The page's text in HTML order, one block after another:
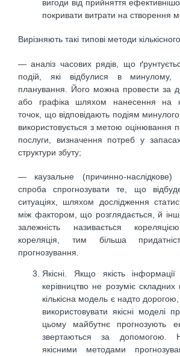
вигоди від прийняття
покривати витрати на створення
Вирізняють такі типові методи
— аналіз часових рядів, що
подій, які відбулися в
планування. Його можна провести за
або графіка шляхом нанесення на
точок, що відповідають подіям
використовується з метою оцінювання
послуги, визначення потреб у
структури збуту;
— каузальне (причинно-
спроба спрогнозувати те, що
ситуаціях, шляхом дослідження
між фактором, що розглядається, й
залежність називається
кореляція, тим більша
прогнозування.
Якісні. Якщо якість
керівництво не розуміє
кількісна модель є надто
використовувати якісні моделі
цьому майбутнє прогнозують
звертаються за допомогою.
якісними методами